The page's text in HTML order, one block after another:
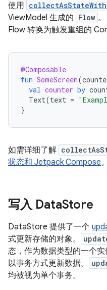
使用
ViewModel 生成的 Flow
Flow 转换为触发重组的
@Composable
fun SomeScreen(
val counter by
Text(text =
}
如需详细了解
状态和 Jetpack Compose。
写入 DataStore
DataStore 提供了一个
式更新存储的对象。
态，作为数据类型的一个
以事务方式更新数据。
均被视为单个事务。